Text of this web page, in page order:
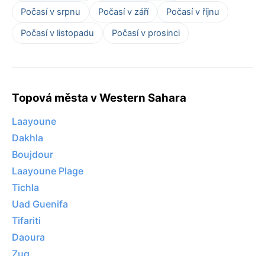
Počasí v srpnu
Počasí v září
Počasí v říjnu
Počasí v listopadu
Počasí v prosinci
Topová města v Western Sahara
Laayoune
Dakhla
Boujdour
Laayoune Plage
Tichla
Uad Guenifa
Tifariti
Daoura